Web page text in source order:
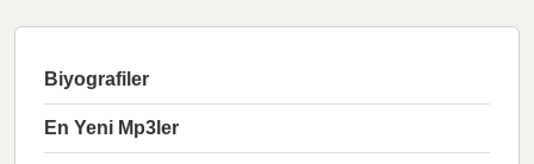
Biyografiler
En Yeni Mp3ler